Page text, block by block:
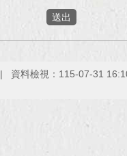
資料檢視：115-07-31